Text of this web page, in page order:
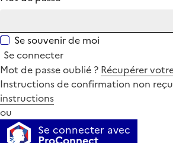
Se souvenir de moi
Se connecter
Mot de passe oublié ? Récupérer
Instructions de confirmation non
instructions
ou
Se connecter avec